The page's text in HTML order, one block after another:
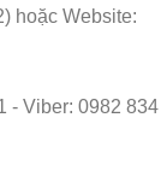
hoặc Website:
- Viber: 0982